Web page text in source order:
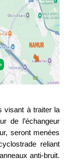
visant à traiter la
de l’échangeur
seront menées
reliant
anti-bruit.